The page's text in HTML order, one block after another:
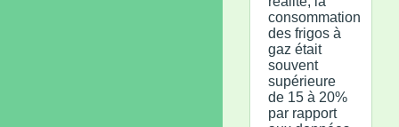
consommation
des frigos à
gaz était
souvent
supérieure
de 15 à 20%
par rapport